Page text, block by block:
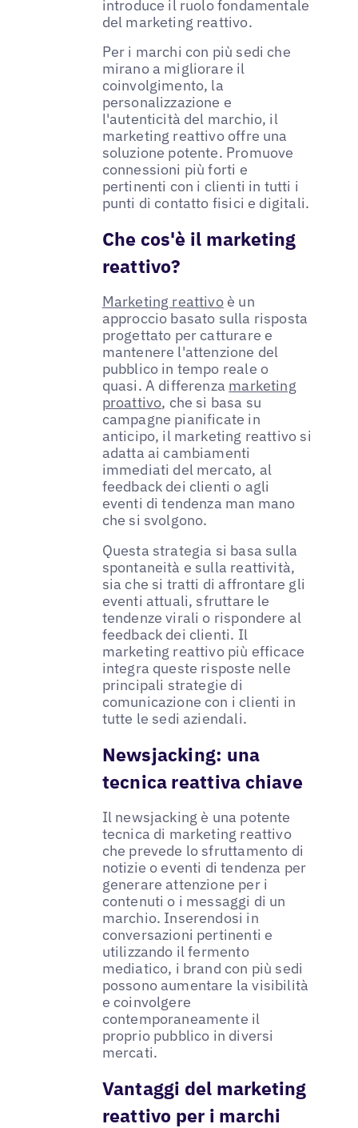
introduce il ruolo fondamentale
del marketing reattivo.
Per i marchi con più sedi che
mirano a migliorare il
coinvolgimento, la
personalizzazione e
l'autenticità del marchio, il
marketing reattivo offre una
soluzione potente. Promuove
connessioni più forti e
pertinenti con i clienti in tutti i
punti di contatto fisici e digitali.
Che cos'è il marketing
reattivo?
Marketing reattivoè un
approccio basato sulla risposta
progettato per catturare e
mantenere l'attenzione del
pubblico in tempo reale o
quasi. A differenza marketing
proattivo, che si basa su
campagne pianificate in
anticipo, il marketing reattivo si
adatta ai cambiamenti
immediati del mercato, al
feedback dei clienti o agli
eventi di tendenza man mano
che si svolgono.
Questa strategia si basa sulla
spontaneità e sulla reattività,
sia che si tratti di affrontare gli
eventi attuali, sfruttare le
tendenze virali o rispondere al
feedback dei clienti. Il
marketing reattivo più efficace
integra queste risposte nelle
principali strategie di
comunicazione con i clienti in
tutte le sedi aziendali.
Newsjacking: una
tecnica reattiva chiave
Il newsjacking è una potente
tecnica di marketing reattivo
che prevede lo sfruttamento di
notizie o eventi di tendenza per
generare attenzione per i
contenuti o i messaggi di un
marchio. Inserendosi in
conversazioni pertinenti e
utilizzando il fermento
mediatico, i brand con più sedi
possono aumentare la visibilità
e coinvolgere
contemporaneamente il
proprio pubblico in diversi
mercati.
Vantaggi del marketing
reattivo per i marchi